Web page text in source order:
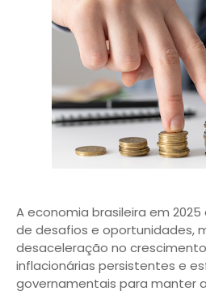
A economia brasileira em
de desafios e oportunidades,
desaceleração no
inflacionárias persistentes e
governamentais para manter